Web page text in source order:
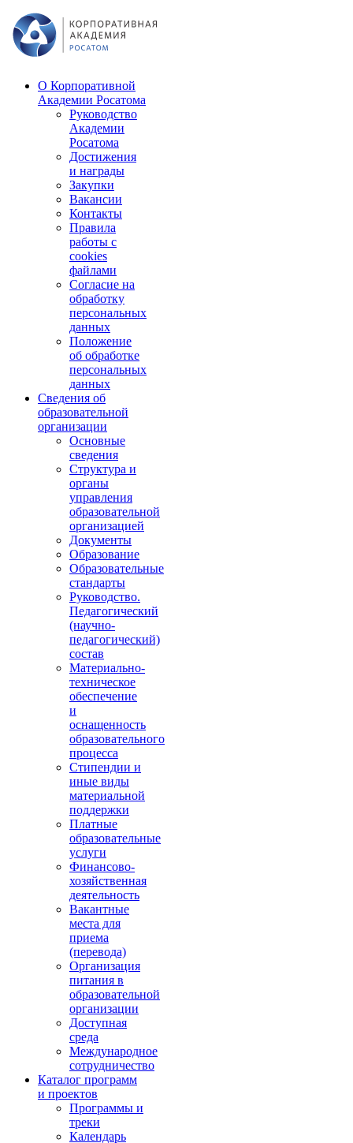
О Корпоративной
Академии Росатома
Руководство
Академии
Росатома
Достижения
и награды
Закупки
Вакансии
Контакты
Правила
работы с
cookies
файлами
Согласие на
обработку
персональных
данных
Положение
об обработке
персональных
данных
Сведения об
образовательной
организации
Основные
сведения
Структура и
органы
управления
образовательной
организацией
Документы
Образование
Образовательные
стандарты
Руководство.
Педагогический
(научно-
педагогический)
состав
Материально-
техническое
обеспечение
и
оснащенность
образовательного
процесса
Стипендии и
иные виды
материальной
поддержки
Платные
образовательные
услуги
Финансово-
хозяйственная
деятельность
Вакантные
места для
приема
(перевода)
Организация
питания в
образовательной
организации
Доступная
среда
Международное
сотрудничество
Каталог программ
и проектов
Программы и
треки
Календарь